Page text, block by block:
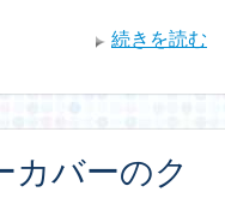
続きを読む
カバーのク